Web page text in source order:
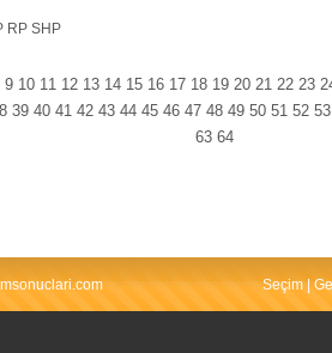
RP SHP
9 10 11 12 13 14 15 16 17 18 19 20 21 22 23
39 40 41 42 43 44 45 46 47 48 49 50 51 52 53
63 64
Seçim